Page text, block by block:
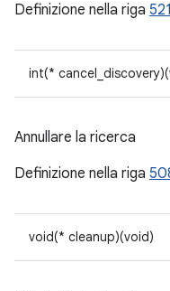
Definizione nella riga 521
int(*
Annullare la ricerca
Definizione nella riga
void(* cleanup)(void)